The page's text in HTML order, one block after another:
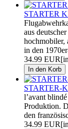
STARTER
aus
hochmobiler,
in den
34.99 EUR
STARTER-
l’avant
Produktion.
den
34.99 EUR